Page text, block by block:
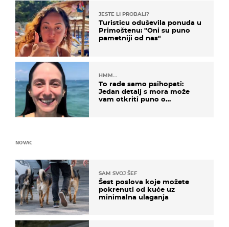
JESTE LI PROBALI?
Turisticu oduševila ponuda u
Primoštenu: "Oni su puno
pametniji od nas"
HMM…
To rade samo psihopati:
Jedan detalj s mora može
vam otkriti puno o
NOVAC
SAM SVOJ ŠEF
Šest poslova koje možete
pokrenuti od kuće uz
minimalna ulaganja